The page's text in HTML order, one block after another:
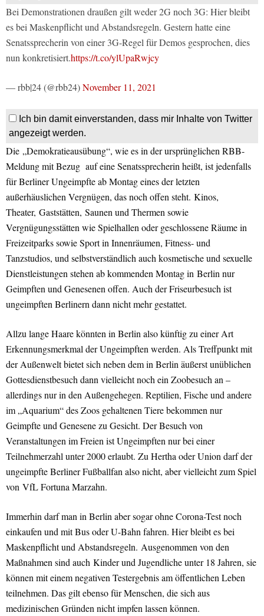
Bei Demonstrationen draußen gilt weder 2G noch 3G: Hier bleibt
es bei Maskenpflicht und Abstandsregeln. Gestern hatte eine
Senatssprecherin von einer 3G-Regel für Demos gesprochen, dies
nun konkretisiert.https://t.co/ylUpaRwjcy
— rbb|24 (@rbb24)November 11, 2021
Ich bin damit einverstanden, dass mir Inhalte von Twitter
angezeigt werden.
Die „Demokratieausübung“, wie es in der ursprünglichen RBB-
Meldung mit Bezug auf eine Senatssprecherin heißt, ist jedenfalls
für Berliner Ungeimpfte ab Montag eines der letzten
außerhäuslichen Vergnügen, das noch offen steht. Kinos,
Theater, Gaststätten, Saunen und Thermen sowie
Vergnügungsstätten wie Spielhallen oder geschlossene Räume in
Freizeitparks sowie Sport in Innenräumen, Fitness- und
Tanzstudios, und selbstverständlich auch kosmetische und sexuelle
Dienstleistungen stehen ab kommenden Montag in Berlin nur
Geimpften und Genesenen offen. Auch der Friseurbesuch ist
ungeimpften Berlinern dann nicht mehr gestattet.
Allzu lange Haare könnten in Berlin also künftig zu einer Art
Erkennungsmerkmal der Ungeimpften werden. Als Treffpunkt mit
der Außenwelt bietet sich neben dem in Berlin äußerst unüblichen
Gottesdienstbesuch dann vielleicht noch ein Zoobesuch an –
allerdings nur in den Außengehegen. Reptilien, Fische und andere
im „Aquarium“ des Zoos gehaltenen Tiere bekommen nur
Geimpfte und Genesene zu Gesicht. Der Besuch von
Veranstaltungen im Freien ist Ungeimpften nur bei einer
Teilnehmerzahl unter 2000 erlaubt. Zu Hertha oder Union darf der
ungeimpfte Berliner Fußballfan also nicht, aber vielleicht zum Spiel
von VfL Fortuna Marzahn.
Immerhin darf man in Berlin aber sogar ohne Corona-Test noch
einkaufen und mit Bus oder U-Bahn fahren. Hier bleibt es bei
Maskenpflicht und Abstandsregeln. Ausgenommen von den
Maßnahmen sind auch Kinder und Jugendliche unter 18 Jahren, sie
können mit einem negativen Testergebnis am öffentlichen Leben
teilnehmen. Das gilt ebenso für Menschen, die sich aus
medizinischen Gründen nicht impfen lassen können.